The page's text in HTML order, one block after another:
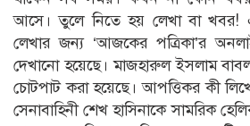
আসে। তুলে নিতে হয় লেখা বা খবর!
লেখার জন্য ‘আজকের পত্রিকা’র
দেখানো হয়েছে। মাজহারুল ইসলাম
চোটপাট করা হয়েছে। আপত্তিকর কী
সেনাবাহিনী শেখ হাসিনাকে সামরিক